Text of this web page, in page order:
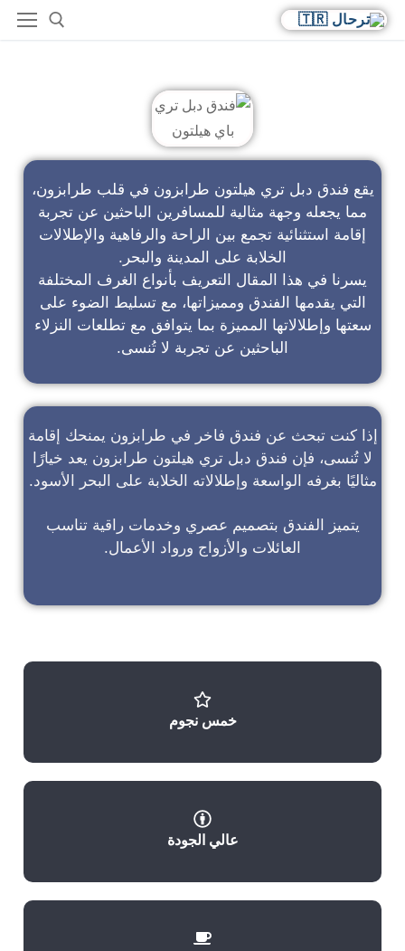
يقع فندق دبل تري هيلتون طرابزون في قلب طرابزون،
مما يجعله وجهة مثالية للمسافرين الباحثين عن تجربة
إقامة استثنائية تجمع بين الراحة والرفاهية والإطلالات
الخلابة على المدينة والبحر.
يسرنا في هذا المقال التعريف بأنواع الغرف المختلفة
التي يقدمها الفندق ومميزاتها، مع تسليط الضوء على
سعتها وإطلالاتها المميزة بما يتوافق مع تطلعات النزلاء
الباحثين عن تجربة لا تُنسى.
إذا كنت تبحث عن فندق فاخر في طرابزون يمنحك إقامة
لا تُنسى، فإن فندق دبل تري هيلتون طرابزون يعد خيارًا
مثاليًا بغرفه الواسعة وإطلالاته الخلابة على البحر الأسود.
يتميز الفندق بتصميم عصري وخدمات راقية تناسب
العائلات والأزواج ورواد الأعمال.
خمس نجوم
عالي الجودة